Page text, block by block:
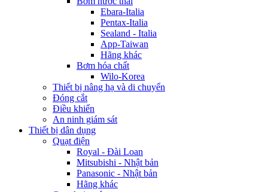
Ebara-Italia
Pentax-Italia
Sealand - Italia
App-Taiwan
Hãng khác
Bơm hóa chất
Wilo-Korea
Thiết bị nâng hạ và di chuyển
Đóng cắt
Điều khiển
An ninh giám sát
Thiết bị dân dụng
Quạt điện
Royal - Đài Loan
Mitsubishi - Nhật bản
Panasonic - Nhật bản
Hãng khác